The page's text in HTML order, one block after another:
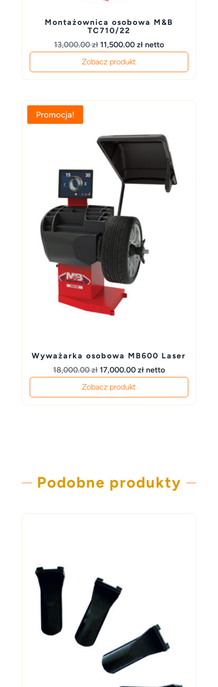
Montażownica osobowa M&B
TC710/22
13,000.00zł Pierwotna
wynosiła:
13,000.00 zł.
11,500.00 złAktualna
wynosi:
11,500.00 zł.
netto
Zobacz produkt
Promocja!
Wyważarka osobowa MB600 Laser
18,000.00zł Pierwotna
wynosiła:
18,000.00 zł.
17,000.00 złAktualna
wynosi:
17,000.00 zł.
netto
Zobacz produkt
Podobne produkty